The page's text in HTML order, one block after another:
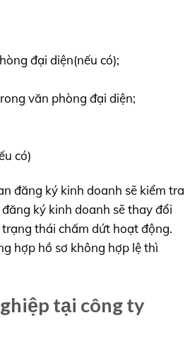
đại diện(nếu có);
văn phòng đại diện;
có)
đăng ký kinh doanh sẽ kiểm tra
ký kinh doanh sẽ thay đổi
thái chấm dứt hoạt động.
hợp hồ sơ không hợp lệ thì
tại công ty